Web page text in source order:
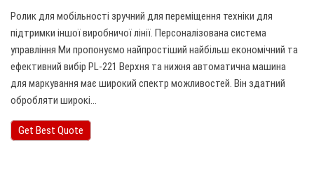
Ролик для мобільності зручний для переміщення техніки для
підтримки іншої виробничої лінії. Персоналізована система
управління Ми пропонуємо найпростіший найбільш економічний та
ефективний вибір PL-221 Верхня та нижня автоматична машина
для маркування має широкий спектр можливостей. Він здатний
обробляти широкі…
Get Best Quote